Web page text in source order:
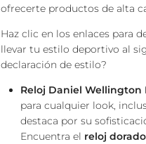
ofrecerte productos de alta
Haz clic en los enlaces para
llevar tu estilo deportivo al
declaración de estilo?
Reloj Daniel Wellington
para cualquier look,
destaca por su
Encuentra el reloj